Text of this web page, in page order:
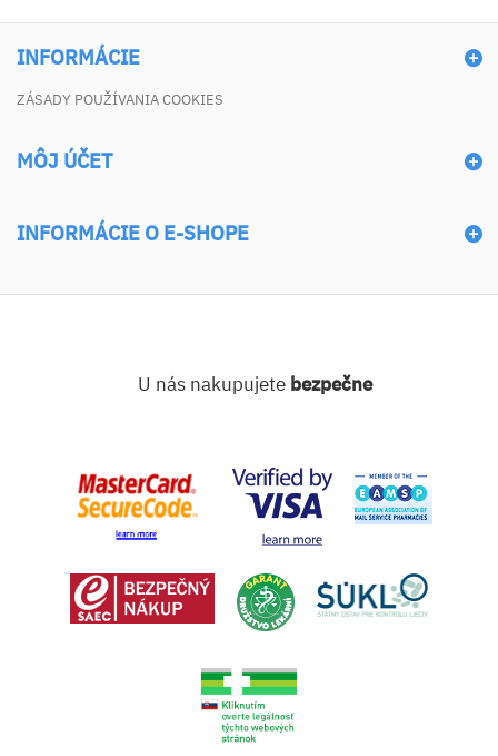
INFORMÁCIE
ZÁSADY POUŽÍVANIA COOKIES
MÔJ ÚČET
INFORMÁCIE O E-SHOPE
U nás nakupujete bezpečne